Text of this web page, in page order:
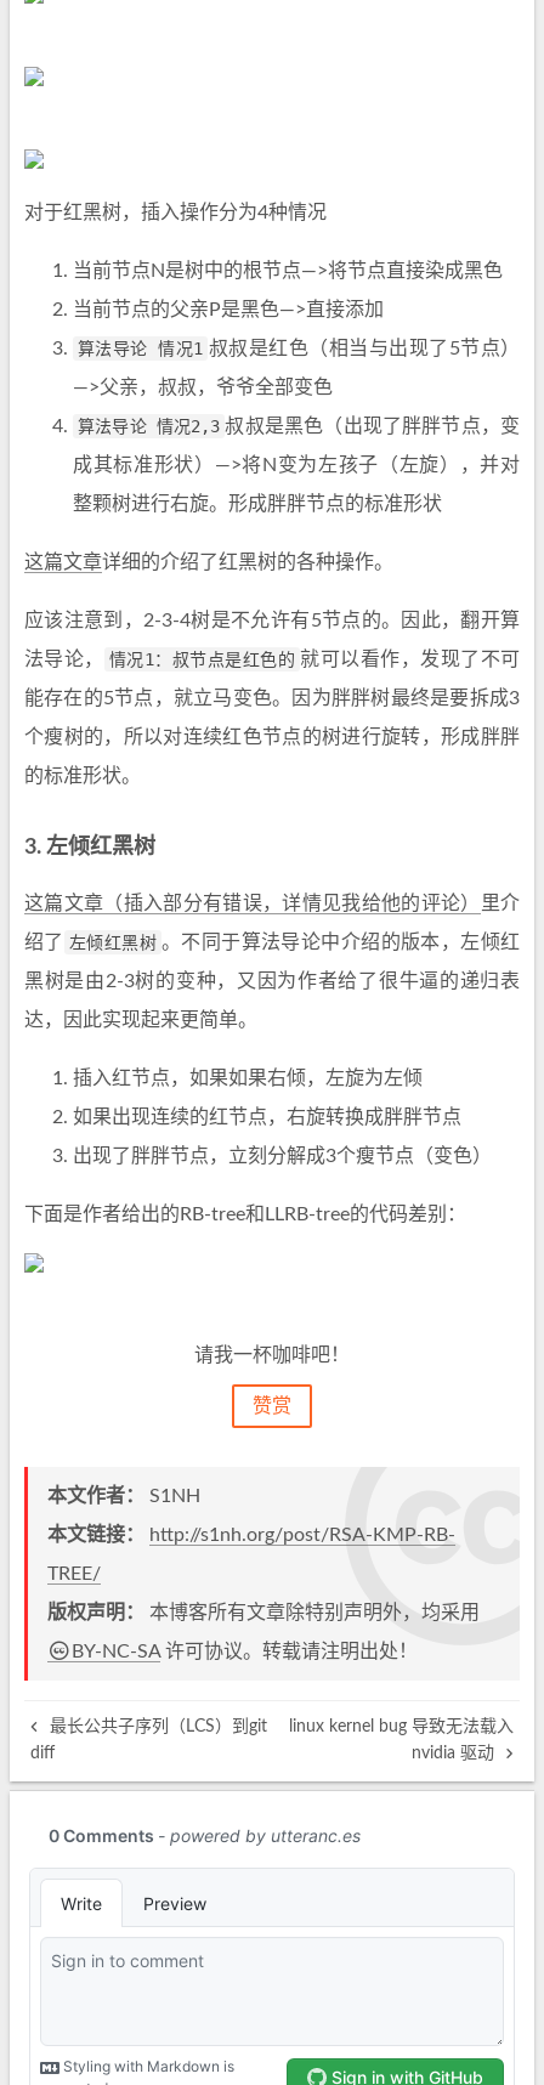
对于红黑树，插入操作分为4种情况
当前节点N是树中的根节点—>将节点直接染成黑色
当前节点的父亲P是黑色—>直接添加
算法导论 情况1 叔叔是红色（相当与出现了5节点）
—>父亲，叔叔，爷爷全部变色
算法导论 情况2,3 叔叔是黑色（出现了胖胖节点，变
成其标准形状）—>将N变为左孩子（左旋），并对
整颗树进行右旋。形成胖胖节点的标准形状
这篇文章详细的介绍了红黑树的各种操作。
应该注意到，2-3-4树是不允许有5节点的。因此，翻开算
法导论，
情况1：叔节点是红色的 就可以看作，发现了不可
能存在的5节点，就立马变色。因为胖胖树最终是要拆成3
个瘦树的，所以对连续红色节点的树进行旋转，形成胖胖
的标准形状。
3. 左倾红黑树
这篇文章（插入部分有错误，详情见我给他的评论）
里介
绍了 左倾红黑树 。不同于算法导论中介绍的版本，左倾红
黑树是由2-3树的变种，又因为作者给了很牛逼的递归表
达，因此实现起来更简单。
插入红节点，如果如果右倾，左旋为左倾
如果出现连续的红节点，右旋转换成胖胖节点
出现了胖胖节点，立刻分解成3个瘦节点（变色）
下面是作者给出的RB-tree和LLRB-tree的代码差别：
请我一杯咖啡吧！
赞赏
本文作者： S1NH
本文链接：
http://s1nh.org/post/RSA-KMP-RB-
TREE/
版权声明： 本博客所有文章除特别声明外，均采用
BY-NC-SA许可协议。转载请注明出处！
最长公共子序列（LCS）到git
diff
linux kernel bug 导致无法载入
nvidia 驱动